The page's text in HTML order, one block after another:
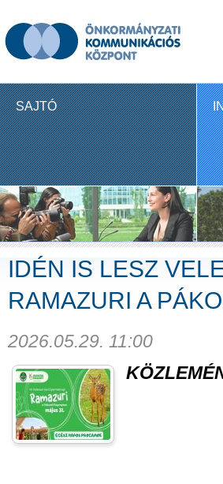
SAJTÓ
IDÉN IS LESZ
RAMAZURI A
2026.05.29. 11:00